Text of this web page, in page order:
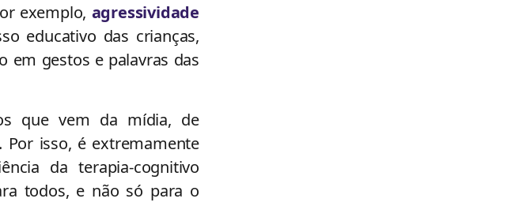
exemplo, agressividade
educativo das crianças,
em gestos e palavras das
que vem da mídia, de
Por isso, é extremamente
da terapia-cognitivo
todos, e não só para o